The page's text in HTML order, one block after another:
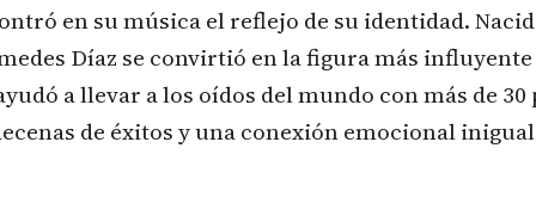
en su música el reflejo de su identidad.
Díaz se convirtió en la figura más
a llevar a los oídos del mundo con más de
de éxitos y una conexión emocional